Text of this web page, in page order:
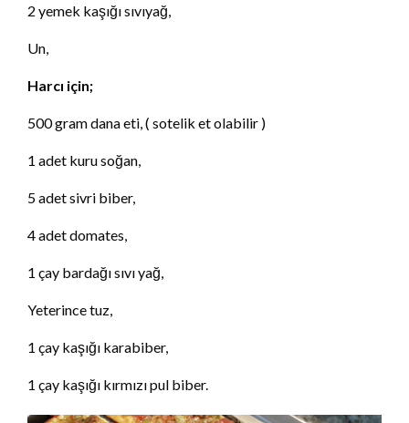
2 yemek kaşığı sıvıyağ,
Un,
Harcı için;
500 gram dana eti, ( sotelik et olabilir )
1 adet kuru soğan,
5 adet sivri biber,
4 adet domates,
1 çay bardağı sıvı yağ,
Yeterince tuz,
1 çay kaşığı karabiber,
1 çay kaşığı kırmızı pul biber.